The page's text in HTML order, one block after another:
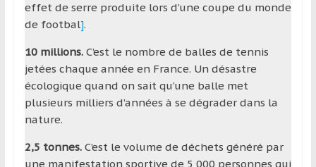
effet de serre produite lors d’une coupe du monde
de footbal].
10 millions.C’est le nombre de balles de tennis
jetées chaque année en France. Un désastre
écologique quand on sait qu’une balle met
plusieurs milliers d’années à se dégrader dans la
nature.
2,5 tonnes.C’est le volume de déchets généré par
une manifestation sportive de 5 000 personnes qui